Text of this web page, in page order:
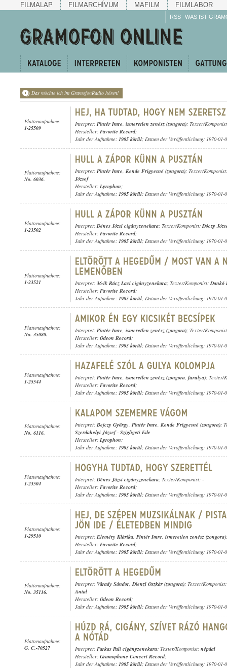
FILMALAP FILMARCHÍVUM MAFILM FILMLABOR
RSS WAS IST
Das möchte ich im GramofonRadio hören!
Plattenaufnahme:
1-25509
Interpret: Pintér Imre, ismeretlen zenész (zongora); Texter/
Hersteller: Favorite Record;
Jahr der Aufnahme: 1905 körül; Datum der Veröffentlichung: 1970-01-
Plattenaufnahme:
No. 6036.
Interpret: Pintér Imre, Kende Frigyesné (zongora); Texter/
József
Hersteller: Lyrophon;
Jahr der Aufnahme: 1905 körül; Datum der Veröffentlichung: 1970-01-
Plattenaufnahme:
1-23502
Interpret:Dénes Józsi cigányzenekara; Texter/Komponist:Dóczy
Hersteller: Favorite Record;
Jahr der Aufnahme: 1905 körül; Datum der Veröffentlichung: 1970-01-
Plattenaufnahme:
1-23521
Interpret: 36-ik Rácz Laci cigányzenekara; Texter/Komponist:Dankó
Hersteller: Favorite Record;
Jahr der Aufnahme: 1905 körül; Datum der Veröffentlichung: 1970-01-
Plattenaufnahme:
No. 35080.
Interpret: Pintér Imre, ismeretlen zenész (zongora); Texter/
Hersteller: Odeon Record;
Jahr der Aufnahme: 1905 körül; Datum der Veröffentlichung: 1970-01-
Plattenaufnahme:
1-25544
Interpret: Pintér Imre, ismeretlen zenész (zongora, furulya); Texter/
Hersteller: Favorite Record;
Jahr der Aufnahme: 1905 körül; Datum der Veröffentlichung: 1970-01-
Plattenaufnahme:
No. 6116.
Interpret: Bejczy György, Pintér Imre, Kende Frigyesné (zongora);
Szerdahelyi József- Szigligeti Ede
Hersteller: Lyrophon;
Jahr der Aufnahme: 1905 körül; Datum der Veröffentlichung: 1970-01-
Plattenaufnahme:
1-23504
Interpret:Dénes Józsi cigányzenekara; Texter/Komponist: -
Hersteller: Favorite Record;
Jahr der Aufnahme: 1905 körül; Datum der Veröffentlichung: 1970-01-
Plattenaufnahme:
1-29510
Interpret: Eleméry Klárika, Pintér Imre, ismeretlen zenész (zongora)
Hersteller: Favorite Record;
Jahr der Aufnahme: 1905 körül; Datum der Veröffentlichung: 1970-01-
Plattenaufnahme:
No. 35116.
Interpret: Várady Sándor,Dienzl Oszkár (zongora); Texter/
Antal
Hersteller: Odeon Record;
Jahr der Aufnahme: 1905 körül; Datum der Veröffentlichung: 1970-01-
Plattenaufnahme:
G. C.-70527
Interpret: Farkas Pali cigányzenekara; Texter/Komponist: népdal
Hersteller: Gramophone Concert Record;
Jahr der Aufnahme: 1905 körül; Datum der Veröffentlichung: 1970-01-